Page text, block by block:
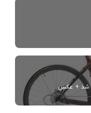
شد + عکس